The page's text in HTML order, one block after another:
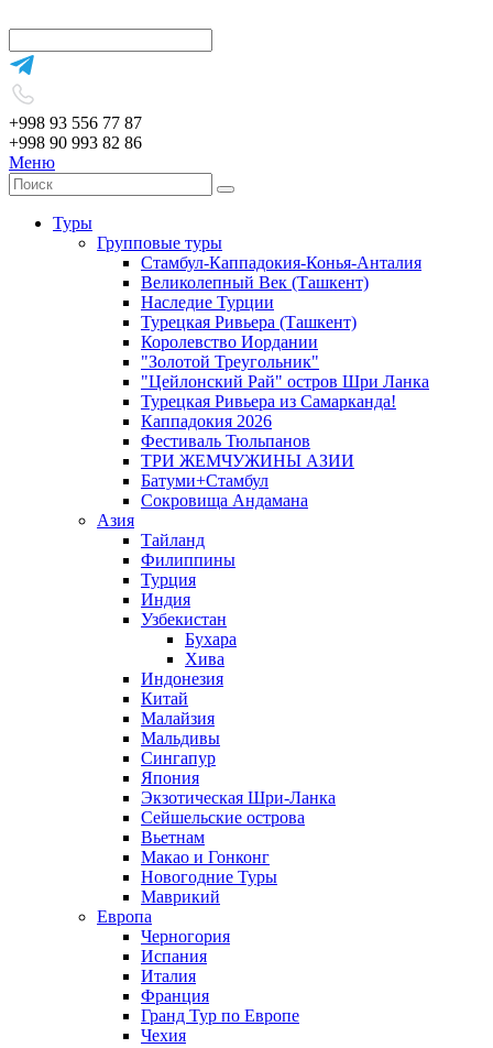
+998 93 556 77 87
+998 90 993 82 86
Меню
Туры
Групповые туры
Стамбул-Каппадокия-Конья-Анталия
Великолепный Век (Ташкент)
Наследие Турции
Турецкая Ривьера (Ташкент)
Королевство Иордании
"Золотой Треугольник"
"Цейлонский Рай" остров Шри Ланка
Турецкая Ривьера из Самарканда!
Каппадокия 2026
Фестиваль Тюльпанов
ТРИ ЖЕМЧУЖИНЫ АЗИИ
Батуми+Стамбул
Сокровища Андамана
Азия
Тайланд
Филиппины
Турция
Индия
Узбекистан
Бухара
Хива
Индонезия
Китай
Малайзия
Мальдивы
Сингапур
Япония
Экзотическая Шри-Ланка
Сейшельские острова
Вьетнам
Макао и Гонконг
Новогодние Туры
Маврикий
Европа
Черногория
Испания
Италия
Франция
Гранд Тур по Европе
Чехия